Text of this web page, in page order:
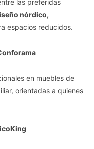
las preferidas
nórdico,
espacios reducidos.
en muebles de
orientadas a quienes